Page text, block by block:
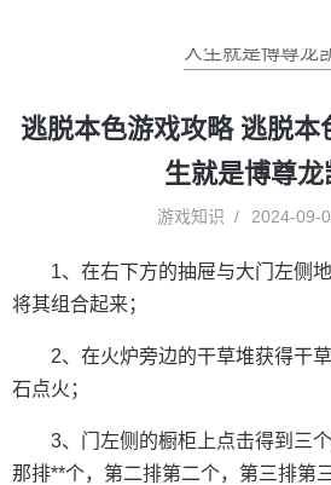
人生就是博尊龙
逃脱本色游戏攻略 逃脱本
生就是博尊龙
游戏知识 2024-09-
1、在右下方的抽屉与大门左侧
将其组合起来；
2、在火炉旁边的干草堆获得干
石点火；
3、门左侧的橱柜上点击得到三
那排**个，第二排第二个，第三排第